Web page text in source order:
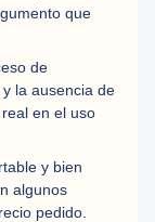
que
de
la ausencia de
en el uso
y bien
algunos
pedido.